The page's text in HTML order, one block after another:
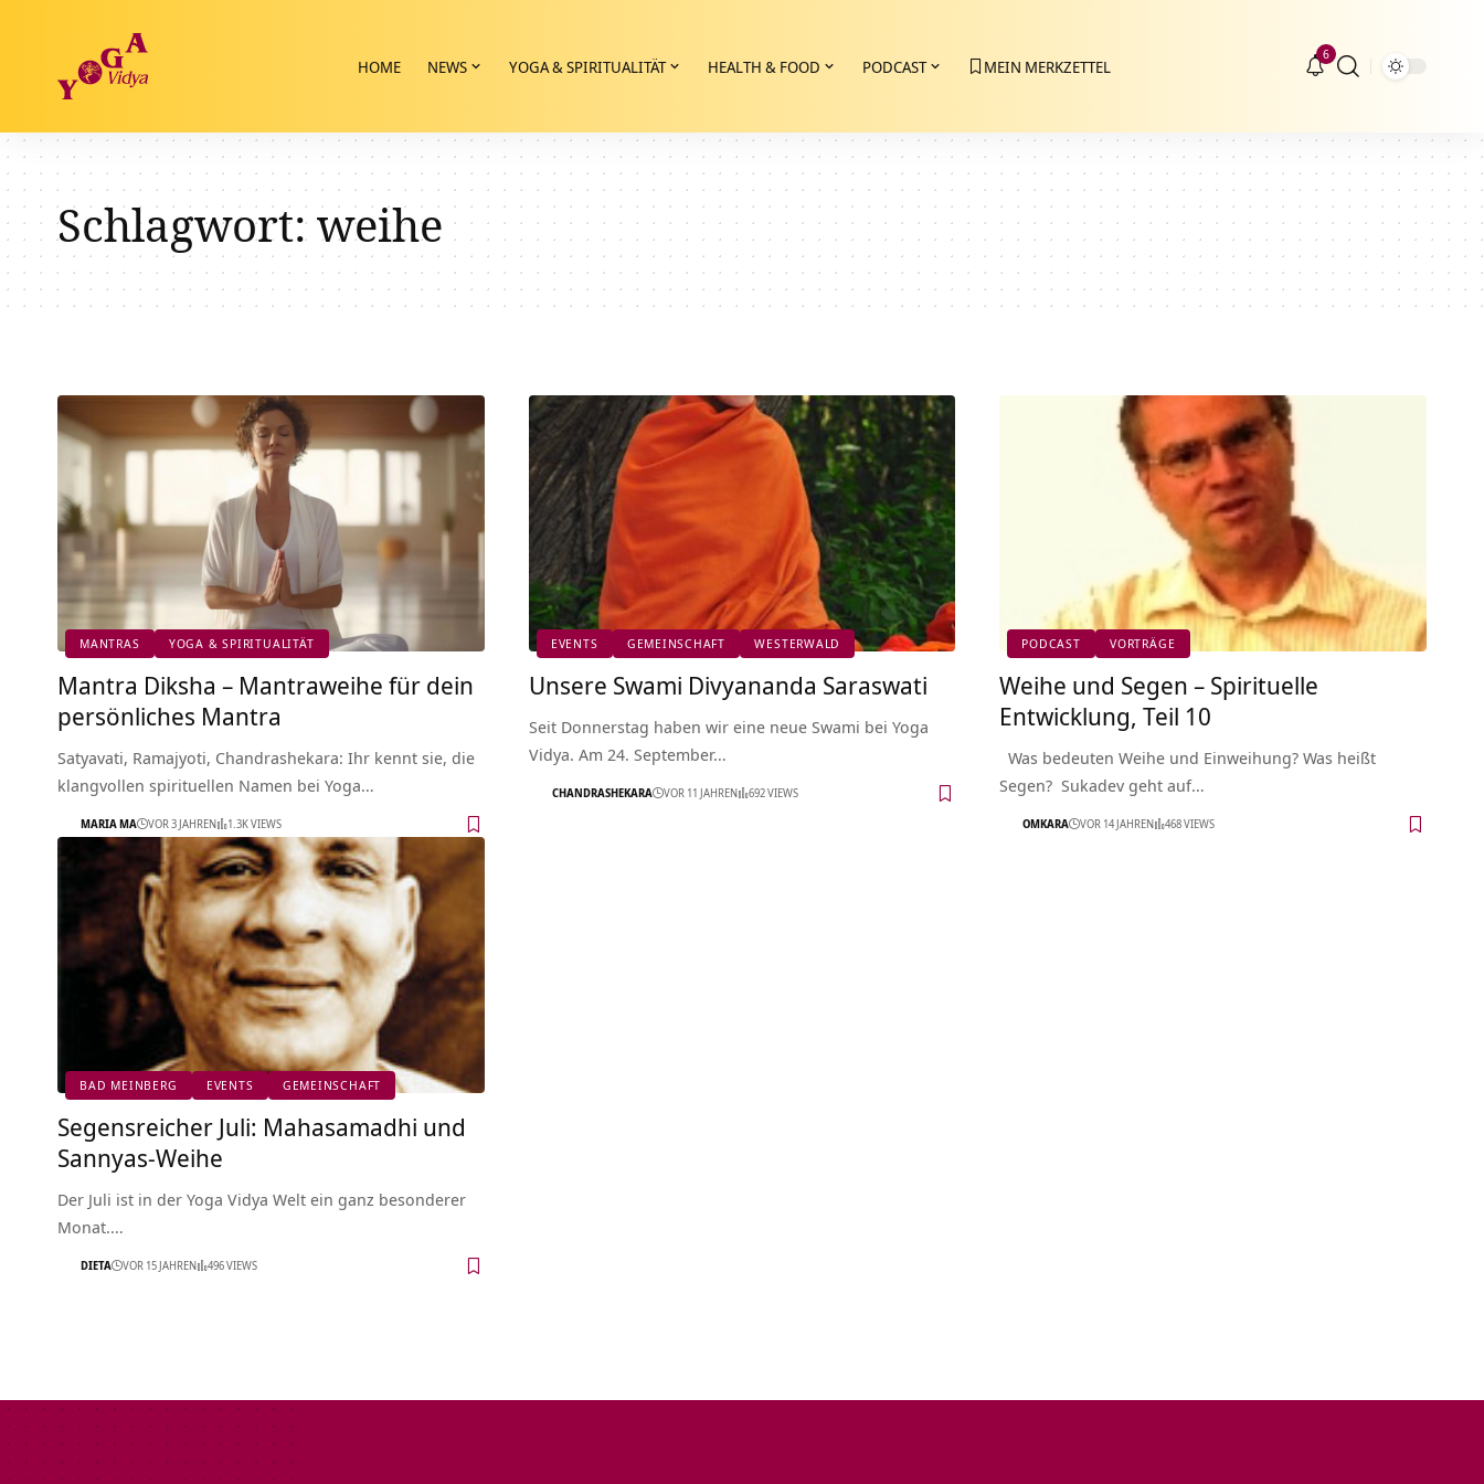
HOME NEWS YOGA & SPIRITUALITÄT HEALTH & FOOD PODCAST MEIN MERKZETTEL
6
Schlagwort:weihe
MANTRAS YOGA & SPIRITUALITÄT
Mantra Diksha – Mantraweihe für dein
persönliches Mantra
Satyavati, Ramajyoti, Chandrashekara: Ihr kennt sie, die
klangvollen spirituellen Namen bei Yoga…
MARIA MA VOR 3 JAHREN 1.3K VIEWS
EVENTS GEMEINSCHAFT WESTERWALD
Unsere Swami Divyananda Saraswati
Seit Donnerstag haben wir eine neue Swami bei Yoga
Vidya. Am 24. September…
CHANDRASHEKARA VOR 11 JAHREN 692 VIEWS
PODCAST VORTRÄGE
Weihe und Segen – Spirituelle
Entwicklung, Teil 10
Was bedeuten Weihe und Einweihung? Was heißt
Segen? Sukadev geht auf…
OMKARA VOR 14 JAHREN 468 VIEWS
BAD MEINBERG EVENTS GEMEINSCHAFT
Segensreicher Juli: Mahasamadhi und
Sannyas-Weihe
Der Juli ist in der Yoga Vidya Welt ein ganz besonderer
Monat.…
DIETA VOR 15 JAHREN 496 VIEWS